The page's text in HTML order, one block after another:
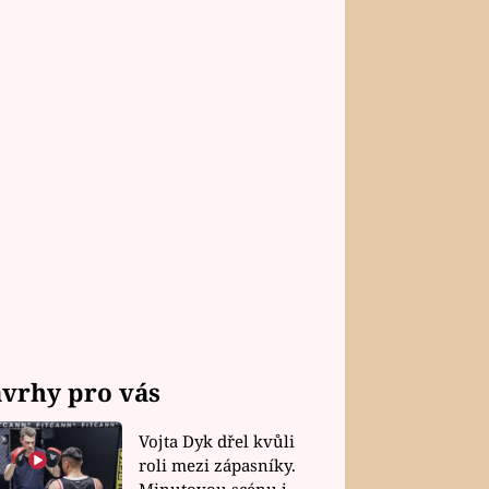
pro vás
Vojta Dyk dřel kvůli
roli mezi zápasníky.